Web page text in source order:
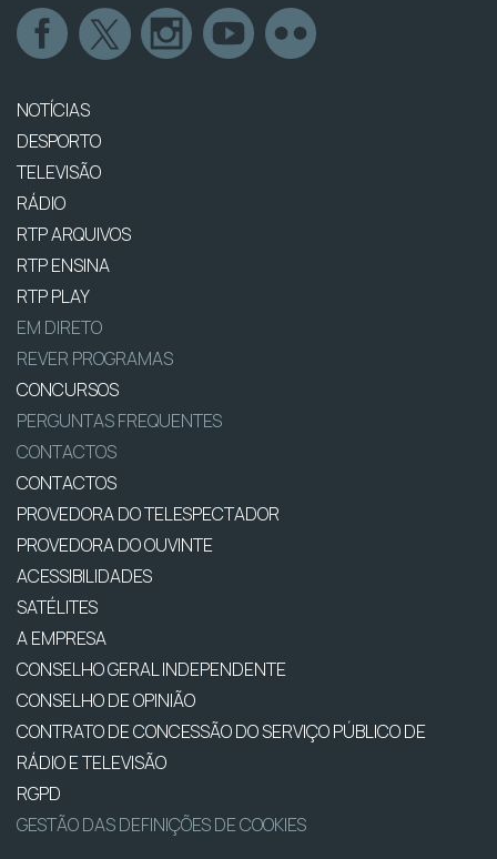
NOTÍCIAS
DESPORTO
TELEVISÃO
RÁDIO
RTP ARQUIVOS
RTP ENSINA
RTP PLAY
EM DIRETO
REVER PROGRAMAS
CONCURSOS
PERGUNTAS FREQUENTES
CONTACTOS
CONTACTOS
PROVEDORA DO TELESPECTADOR
PROVEDORA DO OUVINTE
ACESSIBILIDADES
SATÉLITES
A EMPRESA
CONSELHO GERAL INDEPENDENTE
CONSELHO DE OPINIÃO
CONTRATO DE CONCESSÃO DO SERVIÇO PÚBLICO DE
RÁDIO E TELEVISÃO
RGPD
GESTÃO DAS DEFINIÇÕES DE COOKIES